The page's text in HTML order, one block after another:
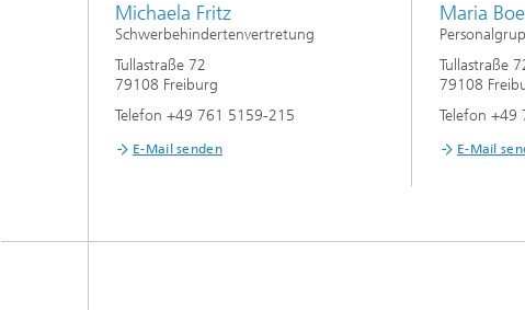
Michaela Fritz
Schwerbehindertenvertretung
Tullastraße 72
79108 Freiburg
Telefon +49 761 5159-215
E-Mail senden
Maria
Tullastraße
79108
Telefon +49
E-Mail